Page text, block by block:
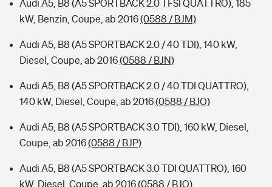
Audi A5, B8 (A5 SPORTBACK 2.0 TFSI QUATTRO), 185
kW, Benzin, Coupe, ab 2016(0588 / BJM)
Audi A5, B8 (A5 SPORTBACK 2.0 / 40 TDI), 140 kW,
Diesel, Coupe, ab 2016(0588 / BJN)
Audi A5, B8 (A5 SPORTBACK 2.0 / 40 TDI QUATTRO),
140 kW, Diesel, Coupe, ab 2016(0588 / BJO)
Audi A5, B8 (A5 SPORTBACK 3.0 TDI), 160 kW, Diesel,
Coupe, ab 2016(0588 / BJP)
Audi A5, B8 (A5 SPORTBACK 3.0 TDI QUATTRO), 160
kW, Diesel, Coupe, ab 2016(0588 / BJQ)